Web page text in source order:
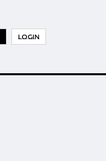
LOGIN